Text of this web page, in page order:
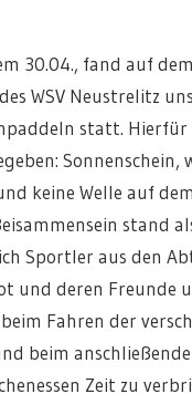
30.04., fand auf dem
WSV Neustrelitz
statt. Hierfür
Sonnenschein,
keine Welle auf
stand
Sportler aus den
und deren Freunde
Fahren der
beim
Zeit zu